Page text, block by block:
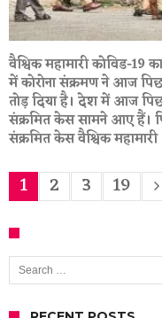
वैश्विक महामारी कोविड-
में कोरोना संक्रमण ने आज
तोड़ दिया है। देश में आज
संक्रमित केस सामने आए हैं।
संक्रमित केस वैश्विक
1 2 3 19
Search for: